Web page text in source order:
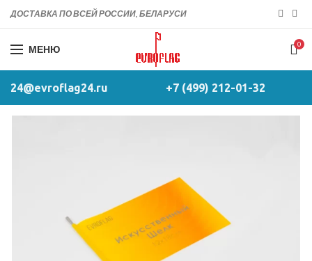
ДОСТАВКА ПО ВСЕЙ РОССИИ, БЕЛАРУСИ
МЕНЮ 0
24@evroflag24.ru +7 (499) 212-01-32